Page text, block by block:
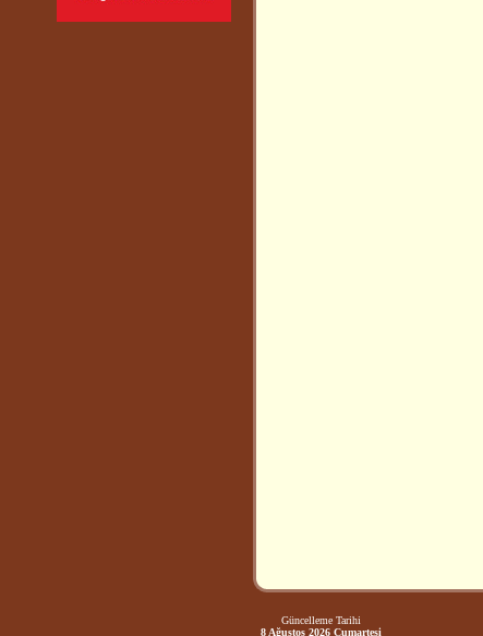
Güncelleme Tarihi
8 Ağustos 2026 Cumartesi